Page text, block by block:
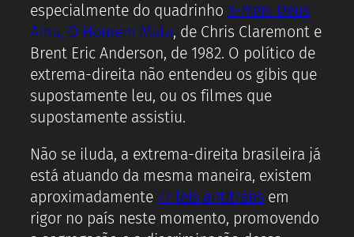
especialmente do quadrinho X-Men: Deus
Ama, O Homem Mata, de Chris Claremont e
Brent Eric Anderson, de 1982. O político de
extrema-direita não entendeu os gibis que
supostamente leu, ou os filmes que
supostamente assistiu.
Não se iluda, a extrema-direita brasileira já
está atuando da mesma maneira, existem
aproximadamente 77 leis antitrans em
rigor no país neste momento, promovendo